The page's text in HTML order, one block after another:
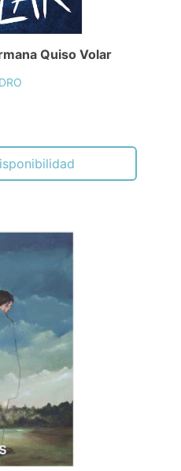
Quiso Volar